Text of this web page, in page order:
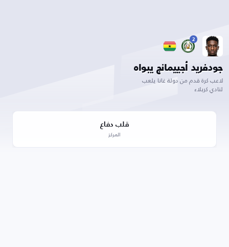
2
جودفريد أجييمانج يبواه
لاعب كرة قدم من دولة غانا يلعب
لنادي كربلاء
قلب دفاع
المركز